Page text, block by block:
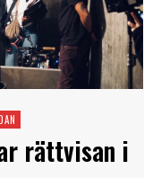
rättvisan i